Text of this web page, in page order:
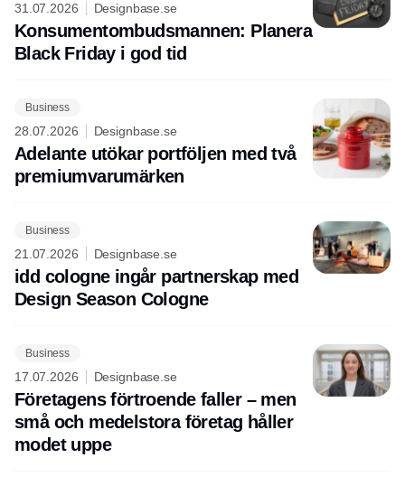
31.07.2026 Designbase.se
Konsumentombudsmannen: Planera
Black Friday i god tid
Business
28.07.2026 Designbase.se
Adelante utökar portföljen med två
premiumvarumärken
Business
21.07.2026 Designbase.se
idd cologne ingår partnerskap med
Design Season Cologne
Business
17.07.2026 Designbase.se
Företagens förtroende faller – men
små och medelstora företag håller
modet uppe